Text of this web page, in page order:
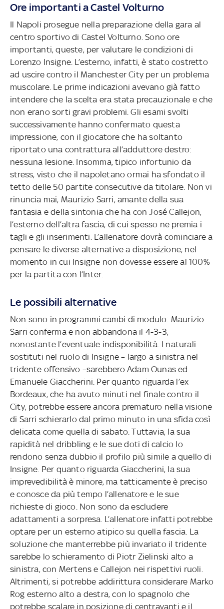
Ore importanti a Castel Volturno
Il Napoli prosegue nella preparazione della gara al
centro sportivo di Castel Volturno. Sono ore
importanti, queste, per valutare le condizioni di
Lorenzo Insigne. L’esterno, infatti, è stato costretto
ad uscire contro il Manchester City per un problema
muscolare. Le prime indicazioni avevano già fatto
intendere che la scelta era stata precauzionale e che
non erano sorti gravi problemi. Gli esami svolti
successivamente hanno confermato questa
impressione, con il giocatore che ha soltanto
riportato una contrattura all’adduttore destro:
nessuna lesione. Insomma, tipico infortunio da
stress, visto che il napoletano ormai ha sfondato il
tetto delle 50 partite consecutive da titolare. Non vi
rinuncia mai, Maurizio Sarri, amante della sua
fantasia e della sintonia che ha con José Callejon,
l’esterno dell’altra fascia, di cui spesso ne premia i
tagli e gli inserimenti. L’allenatore dovrà cominciare a
pensare le diverse alternative a disposizione, nel
momento in cui Insigne non dovesse essere al 100%
per la partita con l’Inter.
Le possibili alternative
Non sono in programmi cambi di modulo: Maurizio
Sarri conferma e non abbandona il 4-3-3,
nonostante l’eventuale indisponibilità. I naturali
sostituti nel ruolo di Insigne – largo a sinistra nel
tridente offensivo –sarebbero Adam Ounas ed
Emanuele Giaccherini. Per quanto riguarda l’ex
Bordeaux, che ha avuto minuti nel finale contro il
City, potrebbe essere ancora prematuro nella visione
di Sarri schierarlo dal primo minuto in una sfida così
delicata come quella di sabato. Tuttavia, la sua
rapidità nel dribbling e le sue doti di calcio lo
rendono senza dubbio il profilo più simile a quello di
Insigne. Per quanto riguarda Giaccherini, la sua
imprevedibilità è minore, ma tatticamente è preciso
e conosce da più tempo l’allenatore e le sue
richieste di gioco. Non sono da escludere
adattamenti a sorpresa. L’allenatore infatti potrebbe
optare per un esterno atipico su quella fascia. La
soluzione che manterrebbe più invariato il tridente
sarebbe lo schieramento di Piotr Zielinski alto a
sinistra, con Mertens e Callejon nei rispettivi ruoli.
Altrimenti, si potrebbe addirittura considerare Marko
Rog esterno alto a destra, con lo spagnolo che
potrebbe scalare in posizione di centravanti e il